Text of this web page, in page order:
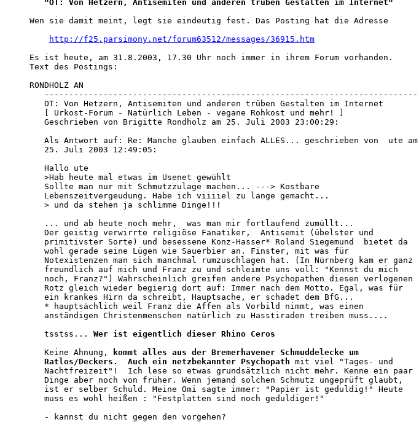
"OT: Von Hetzern, Antisemiten und anderen trüben Gestalten im Internet"
Wen sie damit meint, legt sie eindeutig fest. Das Posting hat die Adresse
http://f25.parsimony.net/forum63512/messages/36915.htm
Es ist heute, am 31.8.2003, 17.30 Uhr noch immer in ihrem Forum vorhanden.
Text des Postings:
RONDHOLZ AN
   ----------------------------------------------------------------------------
   OT: Von Hetzern, Antisemiten und anderen trüben Gestalten im Internet
   [ Urkost-Forum - Natürlich Leben - vegane Rohkost und mehr! ]
   Geschrieben von Brigitte Rondholz am 25. Juli 2003 23:00:29:
   Als Antwort auf: Re: Manche glauben einfach ALLES... geschrieben von  ute am
   25. Juli 2003 12:49:05:
   Hallo ute
   >Hab heute mal etwas im Usenet gewühlt
   Sollte man nur mit Schmutzzulage machen... ---> Kostbare
   Lebenszeitvergeudung. Habe ich viiiiel zu lange gemacht...
   > und da stehen ja schlimme Dinge!!!
   ... und ab heute noch mehr,  was man mir fortlaufend zumüllt...
   Der geistig verwirrte religiöse Fanatiker,  Antisemit (übelster und
   primitivster Sorte) und besessene Konz-Hasser* Roland Siegemund  bietet da
   wohl gerade seine Lügen wie Sauerbier an. Finster, mit was für
   Notexistenzen man sich manchmal rumzuschlagen hat. (In Nürnberg kam er ganz
   freundlich auf mich und Franz zu und schleimte uns voll: "Kennst du mich
   noch, Franz?") Wahrscheinlich greifen andere Psychopathen diesen verlogenen
   Rotz gleich wieder begierig dort auf: Immer nach dem Motto. Egal, was für
   ein krankes Hirn da schreibt, Hauptsache, er schadet dem BfG...
   * hauptsächlich weil Franz die Affen als Vorbild nimmt, was einen
   anständigen Christenmenschen natürlich zu Hasstiraden treiben muss....
   tsstss...
Wer ist eigentlich dieser Rhino Ceros
   Keine Ahnung,
kommt alles aus der Bremerhavener Schmuddelecke um
   Ratlos/Deckers.  Auch ein netzbekannter Psychopath
mit viel "Tages- und
   Nachtfreizeit"!  Ich lese so etwas grundsätzlich nicht mehr. Kenne ein paar
   Dinge aber noch von früher. Wenn jemand solchen Schmutz ungeprüft glaubt,
   ist er selber Schuld. Meine Omi sagte immer: "Papier ist geduldig!" Heute
   muss es wohl heißen : "Festplatten sind noch geduldiger!"
   - kannst du nicht gegen den vorgehen?